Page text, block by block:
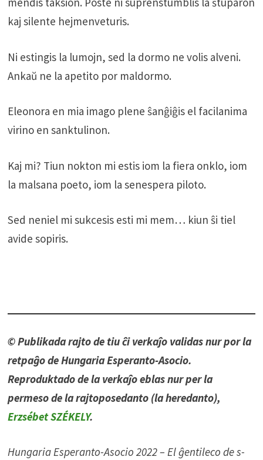
kaj silente hejmenveturis.
Ni estingis la lumojn, sed la dormo ne volis alveni.
Ankaŭ ne la apetito por maldormo.
Eleonora en mia imago plene ŝanĝiĝis el facilanima
virino en sanktulinon.
Kaj mi? Tiun nokton mi estis iom la fiera onklo, iom
la malsana poeto, iom la senespera piloto.
Sed neniel mi sukcesis esti mi mem… kiun ŝi tiel
avide sopiris.
© Publikada rajto de tiu ĉi verkaĵo validas nur por la
retpaĝo de Hungaria Esperanto-Asocio.
Reproduktado de la verkaĵo eblas nur per la
permeso de la rajtoposedanto (la heredanto),
Erzsébet SZÉKELY.
Hungaria Esperanto-Asocio 2022 – El ĝentileco de s-